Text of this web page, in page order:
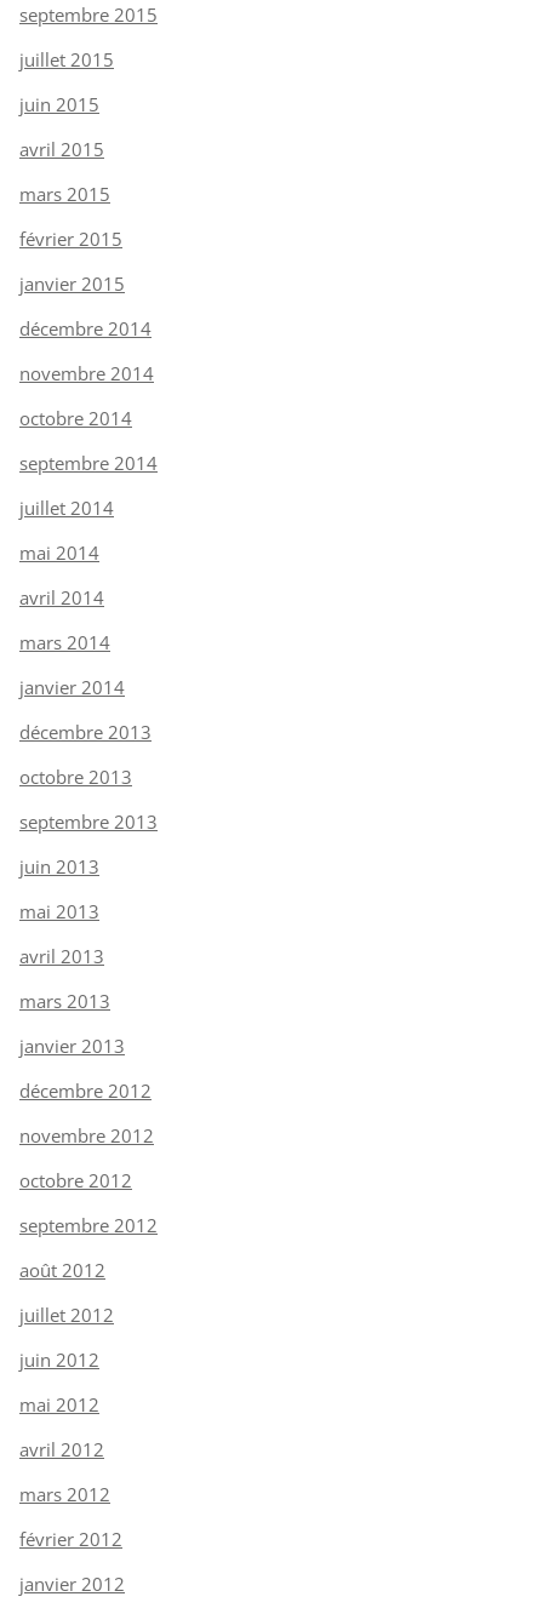
septembre 2015
juillet 2015
juin 2015
avril 2015
mars 2015
février 2015
janvier 2015
décembre 2014
novembre 2014
octobre 2014
septembre 2014
juillet 2014
mai 2014
avril 2014
mars 2014
janvier 2014
décembre 2013
octobre 2013
septembre 2013
juin 2013
mai 2013
avril 2013
mars 2013
janvier 2013
décembre 2012
novembre 2012
octobre 2012
septembre 2012
août 2012
juillet 2012
juin 2012
mai 2012
avril 2012
mars 2012
février 2012
janvier 2012